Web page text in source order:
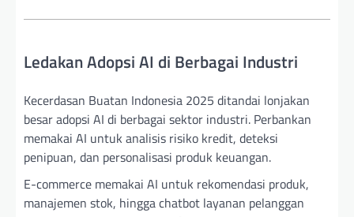
Ledakan Adopsi AI di Berbagai Industri
Kecerdasan Buatan Indonesia 2025 ditandai lonjakan
besar adopsi AI di berbagai sektor industri. Perbankan
memakai AI untuk analisis risiko kredit, deteksi
penipuan, dan personalisasi produk keuangan.
E-commerce memakai AI untuk rekomendasi produk,
manajemen stok, hingga chatbot layanan pelanggan